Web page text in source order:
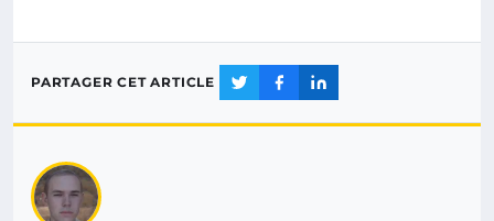
PARTAGER CET ARTICLE